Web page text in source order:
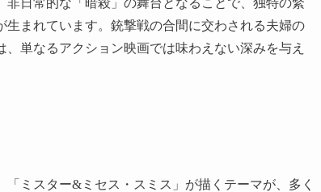
日常的な「暗殺」の舞台となることで、独特の緊
まれています。銃撃戦の合間に交わされる夫婦の
単なるアクション映画では味わえない深みを与え
ミスター&ミセス・スミス」が描くテーマが、多く